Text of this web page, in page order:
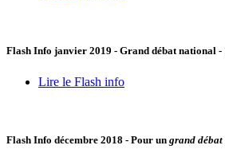
Flash Info janvier 2019 - Grand débat national -
Lire le Flash info
Flash Info décembre 2018 - Pour un grand débat